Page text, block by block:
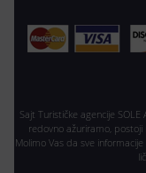
Sajt Turističke agencije
redovno ažuriramo,
Molimo Vas da sve